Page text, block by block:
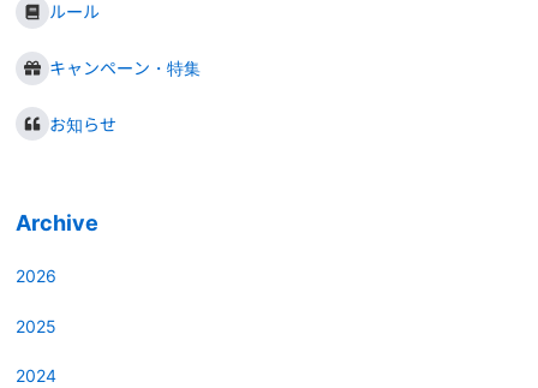
ルール
キャンペーン・特集
お知らせ
Archive
2026
2025
2024